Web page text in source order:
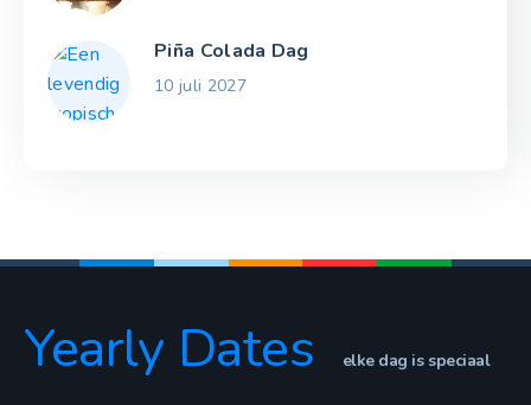
Piña Colada Dag
10 juli 2027
Yearly Dates elke dag is speciaal